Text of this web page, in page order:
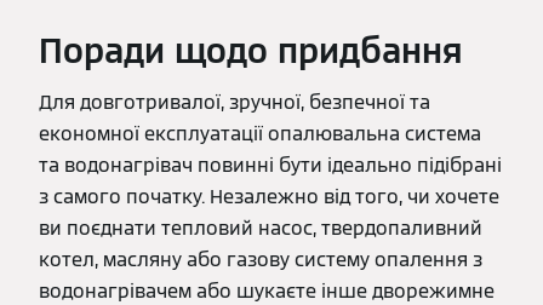
Поради щодо придбання
Для довготривалої, зручної, безпечної та
економної експлуатації опалювальна система
та водонагрівач повинні бути ідеально підібрані
з самого початку. Незалежно від того, чи хочете
ви поєднати тепловий насос, твердопаливний
котел, масляну або газову систему опалення з
водонагрівачем або шукаєте інше дворежимне